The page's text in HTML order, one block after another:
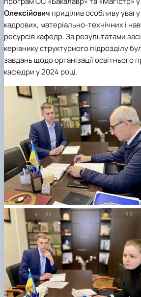
Олексійович приділив особливу увагу
кадрових, матеріально-технічних і
ресурсів кафедр. За результатами
керівнику структурного підрозділу
завдань щодо організації освітнього
кафедри у 2024 році.